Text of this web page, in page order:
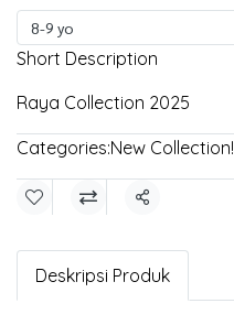
8-9 yo
Short Description
Raya Collection 2025
Categories:New Collection!
Share
Deskripsi Produk